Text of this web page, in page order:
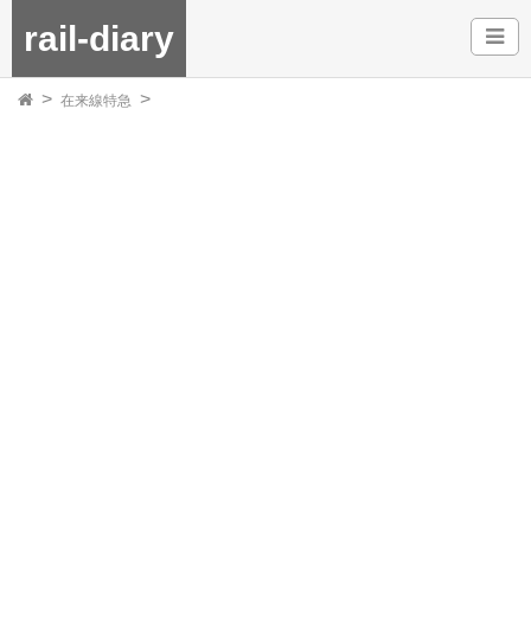
rail-diary
在来線特急